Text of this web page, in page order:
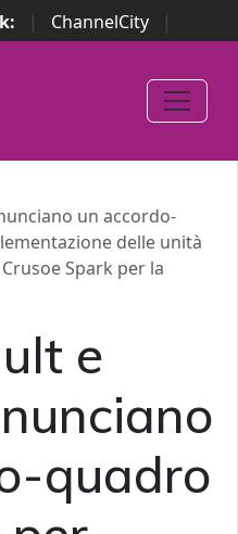
| ChannelCity
|
| Italian Channel
Italian Security
un accordo-
delle unità
Spark per la
e
quadro